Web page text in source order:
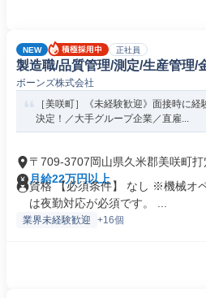
NEW 正社員
製造職/品質管理/測定/生産管理/
ボーンズ株式会社
［美咲町］《未経験歓迎》面接時に
決定！／大手グループ企業／直雇...
〒709-3707岡山県久米郡美咲町打
月給22万円以上
資格 【必須条件】 なし ※機械オ
は夜勤対応が必須です。 ...
業界未経験歓迎 +16個